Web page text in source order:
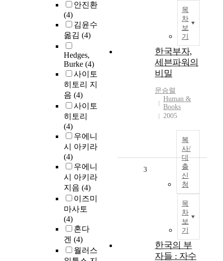
안진환
(4)
김윤수
옮김 (4)
Hedges,
Burke (4)
사이토
히토리 지
음 (4)
사이토
히토리
(4)
우에니
시 아키라
(4)
우에니
시 아키라
지음 (4)
이즈미
마사토
(4)
혼다
겐 (4)
월러스
목
차
보
기
한국부자,
세븐파워의
비밀
문승렬
Human &
Books
2005
복
사/
대
출
신
청
목
차
보
기
3
한국의 부
자들 : 자수